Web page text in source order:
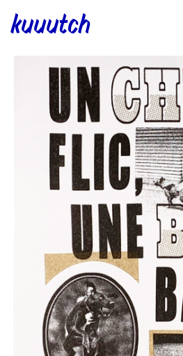
kuuutch